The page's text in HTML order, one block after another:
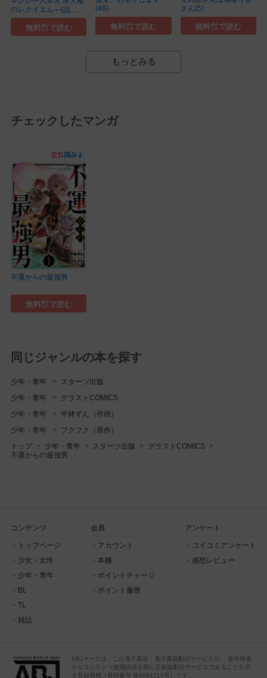
のレクイエム―(話...
(136)
無料㌽で読む
(46)
無料㌽で読む
さん(5)
無料㌽で読む
もっとみる
チェックしたマンガ
不運からの最強男
無料㌽で読む
同じジャンルの本を探す
少年・青年 スターツ出版
少年・青年 グラストCOMICS
少年・青年 中林ずん（作画）
少年・青年 フクフク（原作）
トップ 少年・青年 スターツ出版
グラストCOMICS
不運からの最強男
コンテンツ
トップページ
少女・女性
少年・青年
BL
TL
雑誌
会員
アカウント
本棚
ポイントチャージ
ポイント履歴
アンケート
コイコミアンケート
感想レビュー
ABJマークは、この電子書店・電子書籍配信サービスが、 著作権者
からコンテンツ使用許諾を得た正規版配信サービスであることを示
す登録商標（登録番号 第6091713号）です。